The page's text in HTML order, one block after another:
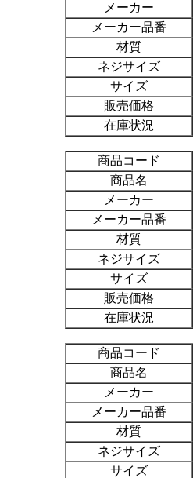
メーカー
メーカー品番
材質
ネジサイズ
サイズ
販売価格
在庫状況
商品コード
商品名
メーカー
メーカー品番
材質
ネジサイズ
サイズ
販売価格
在庫状況
商品コード
商品名
メーカー
メーカー品番
材質
ネジサイズ
サイズ